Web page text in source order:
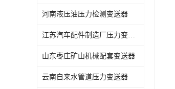
河南液压油压力检测变送器
江苏汽车配件制造厂压力变送器
山东枣庄矿山机械配套变送器
云南自来水管道压力变送器